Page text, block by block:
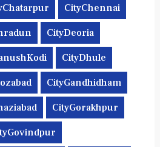
CityChennai
CityDeoria
CityDhule
CityGandhidham
CityGorakhpur